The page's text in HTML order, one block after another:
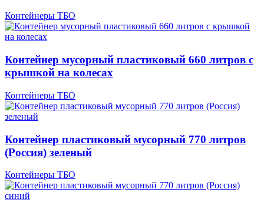
Контейнеры ТБО
Контейнер мусорный пластиковый 660 литров с
крышкой на колесах
Контейнеры ТБО
Контейнер пластиковый мусорный 770 литров
(Россия) зеленый
Контейнеры ТБО